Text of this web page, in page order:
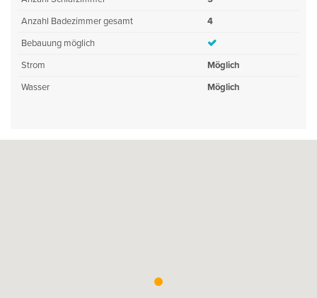
Anzahl Badezimmer gesamt
4
Bebauung möglich
Strom
Möglich
Wasser
Möglich